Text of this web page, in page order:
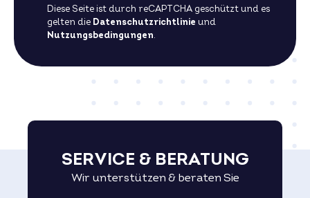
Diese Seite ist durch reCAPTCHA geschützt und es
gelten die Datenschutzrichtlinie und
Nutzungsbedingungen.
SERVICE & BERATUNG
Wir unterstützen & beraten Sie